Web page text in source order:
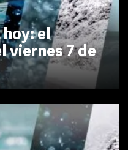
el
viernes 7 de